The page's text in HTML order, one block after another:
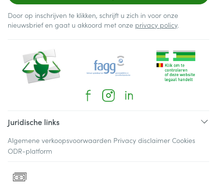
Door op inschrijven te klikken, schrijft u zich in voor onze
nieuwsbrief en gaat u akkoord met onze privacy policy.
Juridische links
Algemene verkoopsvoorwaarden Privacy disclaimer Cookies
ODR-platform